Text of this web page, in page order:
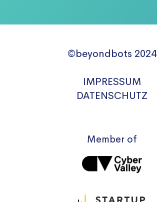
©beyondbots 2024
IMPRESSUM
DATENSCHUTZ
Member of